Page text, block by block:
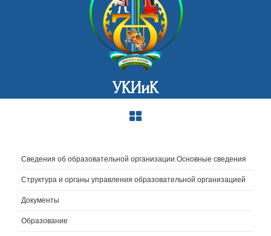
УКИиК
Сведения об образовательной организации.Основные сведения
Структура и органы управления образовательной организацией
Документы
Образование